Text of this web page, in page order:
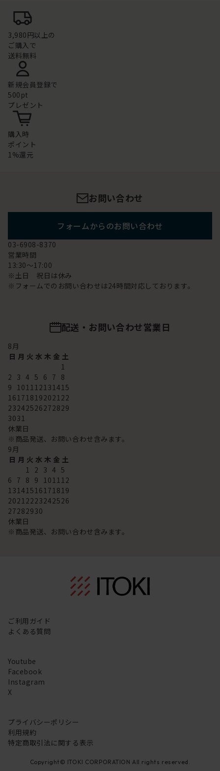
3,980円以上の
ご購入で
送料無料
新規会員登録で
500pt
プレゼント
購入時
ポイント
1%還元
お問い合わせ
フォームからのお問い合わせ
03-6908-8370
営業時間
13:30～17:00
※土日 祝日は休み
※フォームでのお問い合わせは24時間対応しております。
配送・お問い合わせ営業日
8月
日 月 火 水 木 金 土
1
2 3 4 5 6 7 8
9 101112131415
16171819202122
23242526272829
3031
休業日
※商品発送、お問い合わせ含みます。
9月
日 月 火 水 木 金 土
1 2 3 4 5
6 7 8 9 101112
13141516171819
20212223242526
27282930
休業日
※商品発送、お問い合わせ含みます。
ご利用ガイド
よくある質問
Youtube
Facebook
Instagram
X
プライバシーポリシー
利用規約
特定商取引法に関する表示
Copyright© ITOKI CORPORATION All rights reserved.